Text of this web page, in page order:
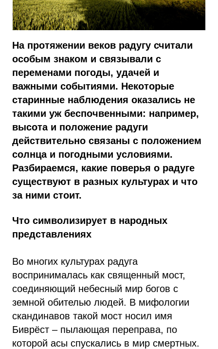
На протяжении веков радугу считали
особым знаком и связывали с
переменами погоды, удачей и
важными событиями. Некоторые
старинные наблюдения оказались не
такими уж беспочвенными: например,
высота и положение радуги
действительно связаны с положением
солнца и погодными условиями.
Разбираемся, какие поверья о радуге
существуют в разных культурах и что
за ними стоит.
Что символизирует в народных
представлениях
Во многих культурах радуга
воспринималась как священный мост,
соединяющий небесный мир богов с
земной обителью людей. В мифологии
скандинавов такой мост носил имя
Биврёст – пылающая переправа, по
которой асы спускались в мир смертных.